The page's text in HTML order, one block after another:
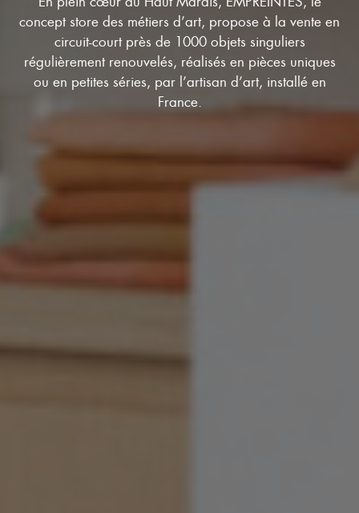
concept store des métiers d’art, propose à la vente en
circuit-court près de 1000 objets singuliers
régulièrement renouvelés, réalisés en pièces uniques
ou en petites séries, par l’artisan d’art, installé en
France.